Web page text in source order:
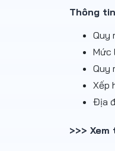
Thông
Quy
Mức
Quy
Xếp
Địa
>>> Xem